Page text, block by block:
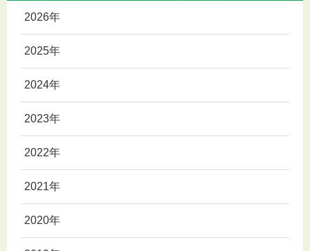
2026年
2025年
2024年
2023年
2022年
2021年
2020年